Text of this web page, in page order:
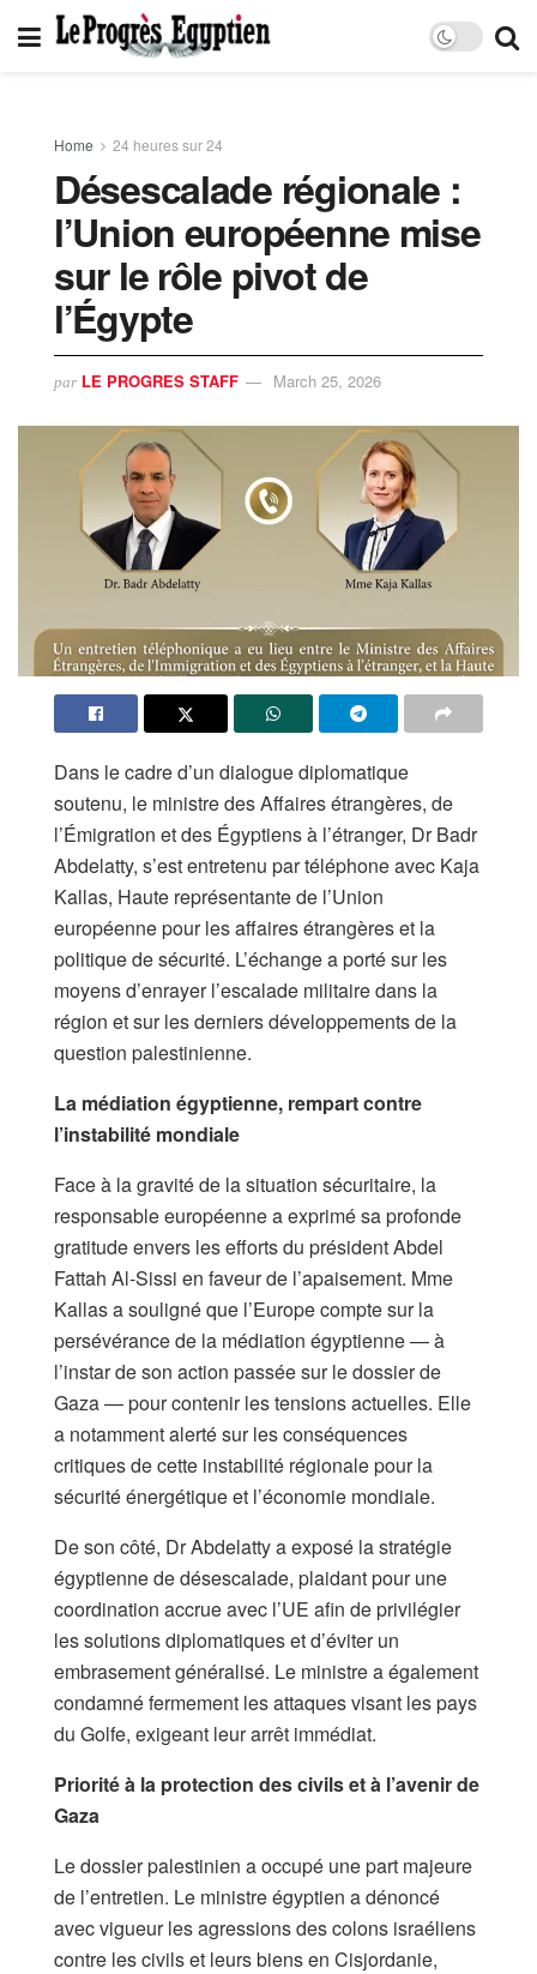
Home 24 heures sur 24
Désescalade régionale :
l’Union européenne mise
sur le rôle pivot de
l’Égypte
par LE PROGRES STAFF March 25, 2026
Dans le cadre d’un dialogue diplomatique
soutenu, le ministre des Affaires étrangères, de
l’Émigration et des Égyptiens à l’étranger, Dr Badr
Abdelatty, s’est entretenu par téléphone avec Kaja
Kallas, Haute représentante de l’Union
européenne pour les affaires étrangères et la
politique de sécurité. L’échange a porté sur les
moyens d’enrayer l’escalade militaire dans la
région et sur les derniers développements de la
question palestinienne.
La médiation égyptienne, rempart contre
l’instabilité mondiale
Face à la gravité de la situation sécuritaire, la
responsable européenne a exprimé sa profonde
gratitude envers les efforts du président Abdel
Fattah Al-Sissi en faveur de l’apaisement. Mme
Kallas a souligné que l’Europe compte sur la
persévérance de la médiation égyptienne — à
l’instar de son action passée sur le dossier de
Gaza — pour contenir les tensions actuelles. Elle
a notamment alerté sur les conséquences
critiques de cette instabilité régionale pour la
sécurité énergétique et l’économie mondiale.
De son côté, Dr Abdelatty a exposé la stratégie
égyptienne de désescalade, plaidant pour une
coordination accrue avec l’UE afin de privilégier
les solutions diplomatiques et d’éviter un
embrasement généralisé. Le ministre a également
condamné fermement les attaques visant les pays
du Golfe, exigeant leur arrêt immédiat.
Priorité à la protection des civils et à l’avenir de
Gaza
Le dossier palestinien a occupé une part majeure
de l’entretien. Le ministre égyptien a dénoncé
avec vigueur les agressions des colons israéliens
contre les civils et leurs biens en Cisjordanie,